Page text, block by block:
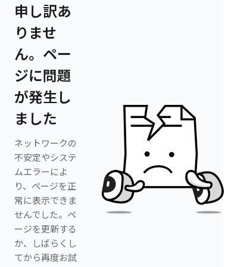
申し訳あ
りませ
ん。ペー
ジに問題
が発生し
ました
ネットワークの
不安定やシステ
ムエラーによ
り、ページを正
常に表示できま
せんでした。ペ
ージを更新する
か、しばらくし
てから再度お試